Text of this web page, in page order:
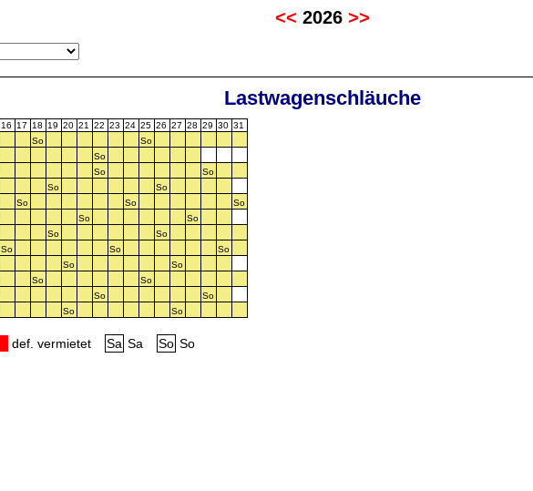
<< 2026 >>
Lastwagenschläuche
16 17 18 19 20 21 22 23 24 25 26 27 28 29 30 31
So
So
So
So
So
So
So
So So
So
So
So
So
So
So So
So
So
So
So
So
So
So
So So
def. vermietet Sa Sa So So